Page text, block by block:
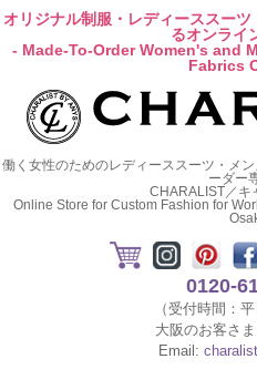
オリジナル制服・レディーススー
るオンライ
- Made-To-Order Women's and
Fabrics
働く女性のためのレディーススーツ・メ
ーダー
CHARALIST／キ
Online Store for Custom Fashion for
0120-
（受付時間：
大阪のお客さ
Email: